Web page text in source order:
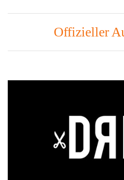
Offizieller